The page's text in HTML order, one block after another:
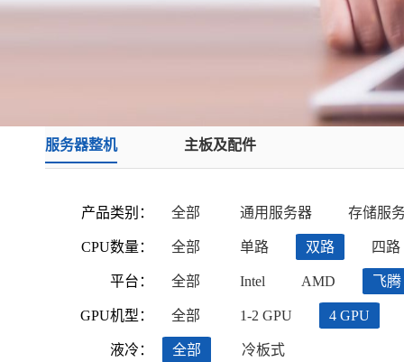
服务器整机 主板及配件
产品类别：
CPU数量：
平台：
GPU机型：
液冷：
全部 通用服务器 存储服
全部 单路 双路 四路
全部 Intel AMD 飞腾
全部 1-2 GPU 4 GPU
全部 冷板式